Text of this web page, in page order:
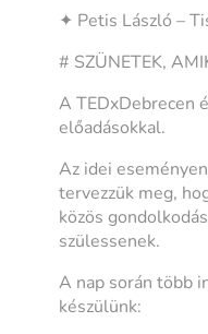
✦ Petis László –
# SZÜNETEK,
A TEDxDebrecen
előadásokkal.
Az idei
tervezzük meg,
közös
szülessenek.
A nap során több
készülünk: